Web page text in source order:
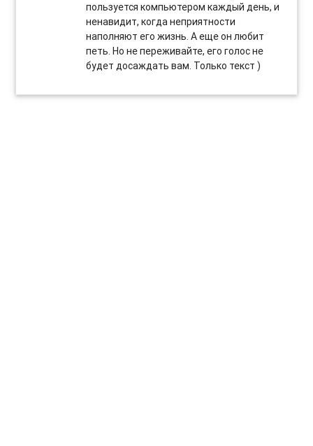
пользуется компьютером каждый день, и
ненавидит, когда неприятности
наполняют его жизнь. А еще он любит
петь. Но не переживайте, его голос не
будет досаждать вам. Только текст )